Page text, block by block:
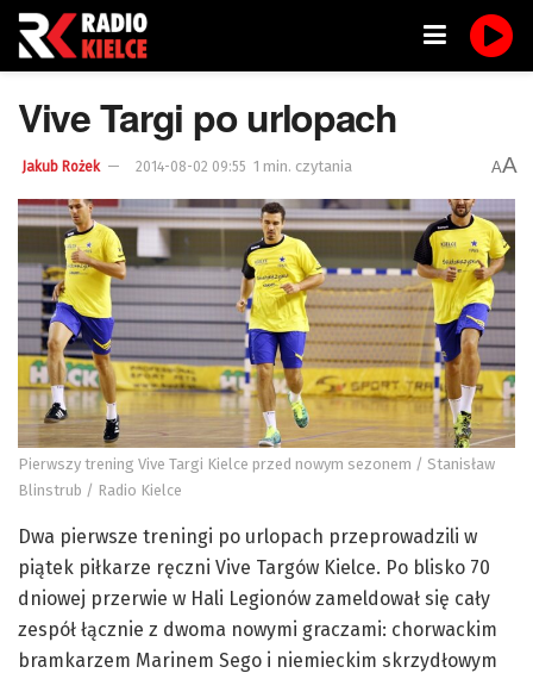
Vive Targi po urlopach
Jakub Rożek 2014-08-02 09:55 1 min. czytania AA
Pierwszy trening Vive Targi Kielce przed nowym sezonem / Stanisław
Blinstrub / Radio Kielce
Dwa pierwsze treningi po urlopach przeprowadzili w
piątek piłkarze ręczni Vive Targów Kielce. Po blisko 70
dniowej przerwie w Hali Legionów zameldował się cały
zespół łącznie z dwoma nowymi graczami: chorwackim
bramkarzem Marinem Sego i niemieckim skrzydłowym